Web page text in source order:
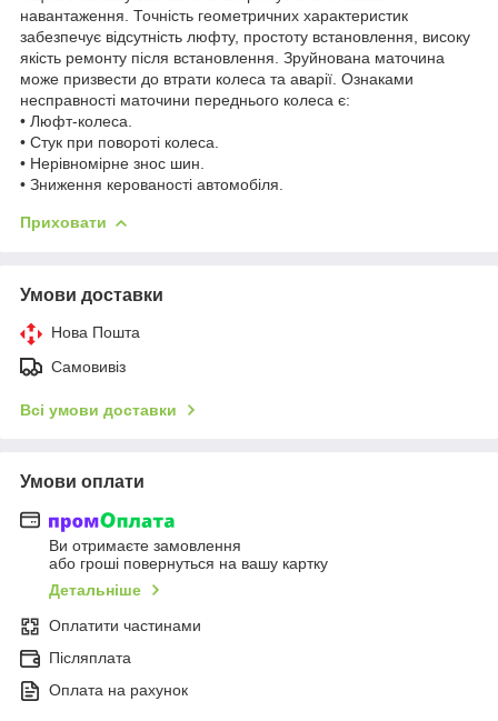
навантаження. Точність геометричних характеристик
забезпечує відсутність люфту, простоту встановлення, високу
якість ремонту після встановлення. Зруйнована маточина
може призвести до втрати колеса та аварії. Ознаками
несправності маточини переднього колеса є:
• Люфт-колеса.
• Стук при повороті колеса.
• Нерівномірне знос шин.
• Зниження керованості автомобіля.
Приховати
Умови доставки
Нова Пошта
Самовивіз
Всі умови доставки
Умови оплати
Ви отримаєте замовлення
або гроші повернуться на вашу картку
Детальніше
Оплатити частинами
Післяплата
Оплата на рахунок